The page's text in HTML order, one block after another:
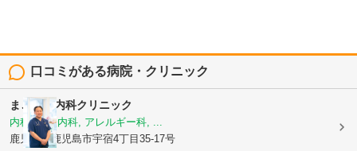
口コミがある病院・クリニック
まごころ内科クリニック
内科, 神経内科, アレルギー科, ...
鹿児島県鹿児島市宇宿4丁目35-17号